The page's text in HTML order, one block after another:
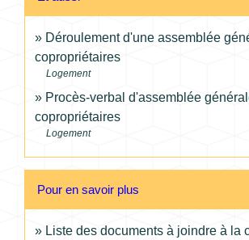
Déroulement d'une assemblée
copropriétaires
Logement
Procès-verbal d'assemblée
copropriétaires
Logement
Pour en savoir plus
Liste des documents à joindre à la